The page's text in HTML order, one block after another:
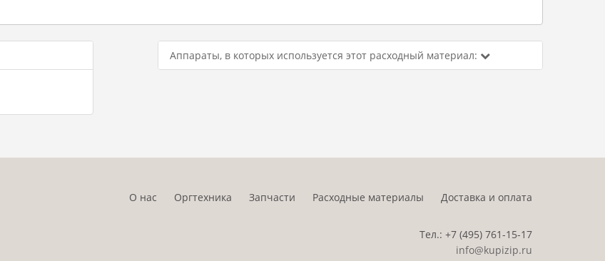
Аппараты, в которых используется этот расходный материал:
О нас Оргтехника Запчасти Расходные материалы Доставка и оплата
Тел.: +7 (495) 761-15-17
info@kupizip.ru